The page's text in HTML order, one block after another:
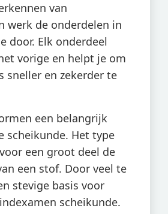
van
werk de onderdelen in
door. Elk onderdeel
vorige en helpt je om
sneller en zekerder te
een belangrijk
scheikunde. Het type
een groot deel de
een stof. Door veel te
stevige basis voor
scheikunde.